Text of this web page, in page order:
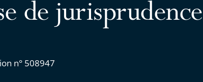
de jurisprudence
n° 508947